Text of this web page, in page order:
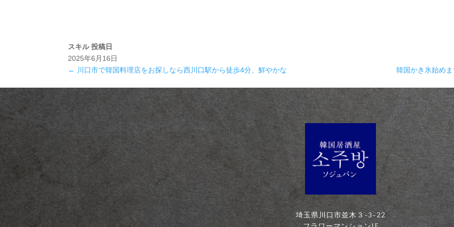
スキル 投稿日
2025年6月16日
← 川口市で韓国料理店をお探しなら西川口駅から徒歩4分、鮮やかな 韓国かき氷始め
埼玉県川口市並木３-3-22